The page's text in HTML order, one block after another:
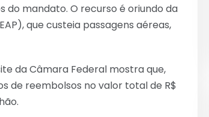
do mandato. O recurso é oriundo da
que custeia passagens aéreas,
da Câmara Federal mostra que,
de reembolsos no valor total de R$